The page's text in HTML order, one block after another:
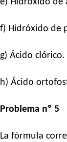
e) Hidróxido de
f) Hidróxido de
g) Ácido clórico.
h) Ácido
Problema nº 5
La fórmula